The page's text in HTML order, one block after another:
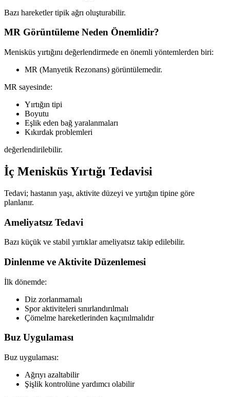
Bazı hareketler tipik ağrı oluşturabilir.
MR Görüntüleme Neden Önemlidir?
Menisküs yırtığını değerlendirmede en önemli yöntemlerden biri:
MR (Manyetik Rezonans) görüntülemedir.
MR sayesinde:
Yırtığın tipi
Boyutu
Eşlik eden bağ yaralanmaları
Kıkırdak problemleri
değerlendirilebilir.
İç Menisküs Yırtığı Tedavisi
Tedavi; hastanın yaşı, aktivite düzeyi ve yırtığın tipine göre
planlanır.
Ameliyatsız Tedavi
Bazı küçük ve stabil yırtıklar ameliyatsız takip edilebilir.
Dinlenme ve Aktivite Düzenlemesi
İlk dönemde:
Diz zorlanmamalı
Spor aktiviteleri sınırlandırılmalı
Çömelme hareketlerinden kaçınılmalıdır
Buz Uygulaması
Buz uygulaması:
Ağrıyı azaltabilir
Şişlik kontrolüne yardımcı olabilir